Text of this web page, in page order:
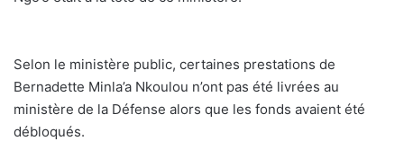
Selon le ministère public, certaines prestations de
Bernadette Minla’a Nkoulou n’ont pas été livrées au
ministère de la Défense alors que les fonds avaient été
débloqués.